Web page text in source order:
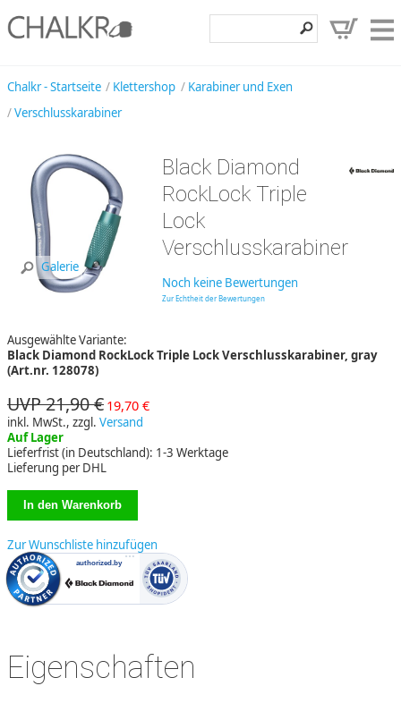
Kundenbereich
Wunschzettel
Chalkr - Startseite Klettershop
Karabiner und Exen
Verschlusskarabiner
Galerie
Black Diamond
RockLock Triple
Lock
Verschlusskarabiner
Noch keine Bewertungen
Zur Echtheit der Bewertungen
Ausgewählte Variante:
Black Diamond RockLock Triple Lock Verschlusskarabiner, gray
(Art.nr. 128078)
UVP 21,90 € 19,70 €
inkl. MwSt., zzgl. Versand
Auf Lager
Lieferfrist (in Deutschland): 1-3 Werktage
Lieferung per DHL
Zur Wunschliste hinzufügen
Eigenschaften